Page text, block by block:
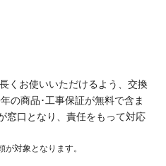
くお使いいただけるよう、交換
の商品･工事保証が無料で含ま
窓口となり、責任をもって対応
対象となります。